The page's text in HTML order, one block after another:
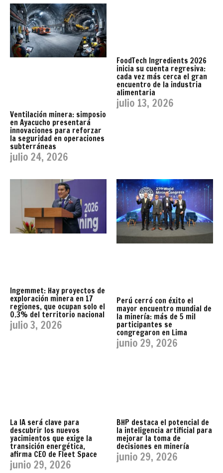
Ventilación minera: simposio
en Ayacucho presentará
innovaciones para reforzar
la seguridad en operaciones
subterráneas
julio 24, 2026
FoodTech Ingredients 2026
inicia su cuenta regresiva:
cada vez más cerca el gran
encuentro de la industria
alimentaria
julio 13, 2026
Ingemmet: Hay proyectos de
exploración minera en 17
regiones, que ocupan solo el
0.3% del territorio nacional
julio 3, 2026
Perú cerró con éxito el
mayor encuentro mundial de
la minería: más de 5 mil
participantes se
congregaron en Lima
junio 29, 2026
La IA será clave para
descubrir los nuevos
yacimientos que exige la
transición energética,
afirma CEO de Fleet Space
junio 29, 2026
BHP destaca el potencial de
la inteligencia artificial para
mejorar la toma de
decisiones en minería
junio 29, 2026